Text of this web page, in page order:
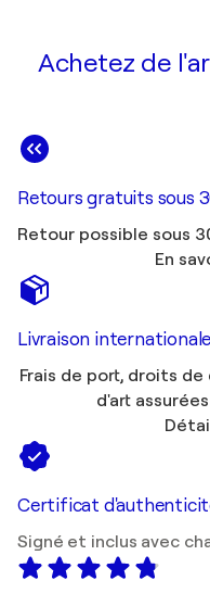
Achetez de
Retours gratuits sous
Retour possible sous
En
Livraison
Frais de port, droits
d'art
Certificat
Signé et inclus avec